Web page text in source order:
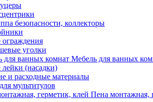
безопасности, коллекторы
уголки
Мебель для ванных
(насадки)
и расходные материалы
мультитулов
Пена монтажная,